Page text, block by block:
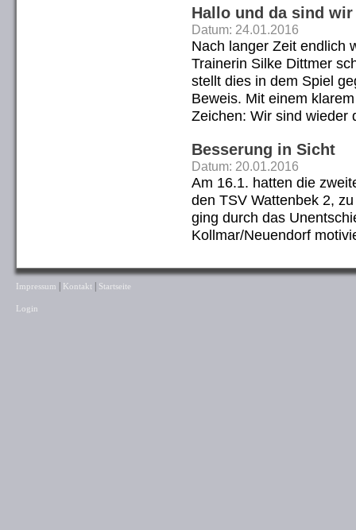
Hallo und da sind
Datum: 24.01.2016
Nach langer Zeit endlich
Trainerin Silke Dittmer
stellt dies in dem Spiel
Beweis. Mit einem
Zeichen: Wir sind wieder
Besserung in Sicht
Datum: 20.01.2016
Am 16.1. hatten die
den TSV Wattenbek 2,
ging durch das
Kollmar/Neuendorf
Impressum Kontakt Startseite
Login